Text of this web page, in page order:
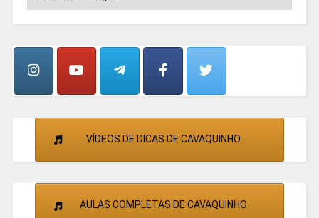
CANTORES
VÍDEOS DE DICAS DE CAVAQUINHO
AULAS COMPLETAS DE CAVAQUINHO